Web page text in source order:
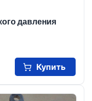
давления
Купить